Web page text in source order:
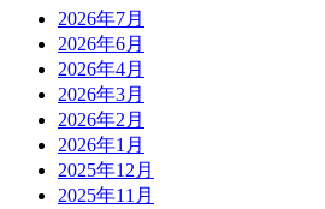
2026年7月
2026年6月
2026年4月
2026年3月
2026年2月
2026年1月
2025年12月
2025年11月